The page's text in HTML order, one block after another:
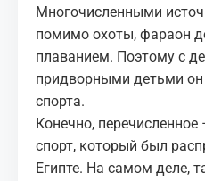
Многочисленными
помимо охоты, фараон
плаванием. Поэтому с
придворными детьми он
спорта.
Конечно, перечисленное
спорт, который был
Египте. На самом деле,